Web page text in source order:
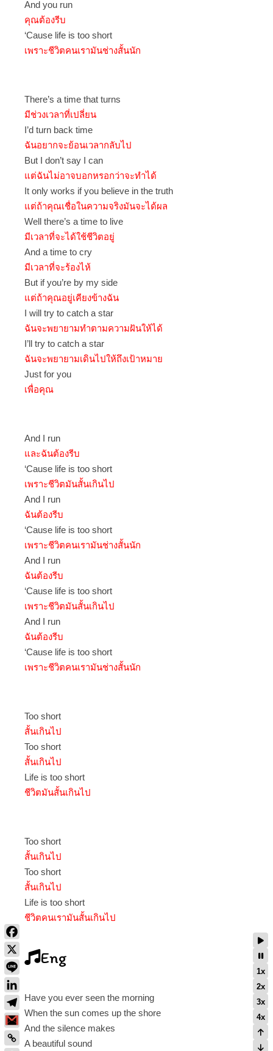
And you run
คุณต้องรีบ
‘Cause life is too short
เพราะชีวิตคนเรามันช่างสั้นนัก
There’s a time that turns
มีช่วงเวลาที่เปลี่ยน
I’d turn back time
ฉันอยากจะย้อนเวลากลับไป
But I don’t say I can
แต่ฉันไม่อาจบอกหรอกว่าจะทำได้
It only works if you believe in the truth
แต่ถ้าคุณเชื่อในความจริงมันจะได้ผล
Well there’s a time to live
มีเวลาที่จะได้ใช้ชีวิตอยู่
And a time to cry
มีเวลาที่จะร้องไห้
But if you’re by my side
แต่ถ้าคุณอยู่เคียงข้างฉัน
I will try to catch a star
ฉันจะพยายามทำตามความฝันให้ได้
I’ll try to catch a star
ฉันจะพยายามเดินไปให้ถึงเป้าหมาย
Just for you
เพื่อคุณ
And I run
และฉันต้องรีบ
‘Cause life is too short
เพราะชีวิตมันสั้นเกินไป
And I run
ฉันต้องรีบ
‘Cause life is too short
เพราะชีวิตคนเรามันช่างสั้นนัก
And I run
ฉันต้องรีบ
‘Cause life is too short
เพราะชีวิตมันสั้นเกินไป
And I run
ฉันต้องรีบ
‘Cause life is too short
เพราะชีวิตคนเรามันช่างสั้นนัก
Too short
สั้นเกินไป
Too short
สั้นเกินไป
Life is too short
ชีวิตมันสั้นเกินไป
Too short
สั้นเกินไป
Too short
สั้นเกินไป
Life is too short
ชีวิตคนเรามันสั้นเกินไป
Eng
Have you ever seen the morning
When the sun comes up the shore
And the silence makes
A beautiful sound
1x
2x
3x
4x